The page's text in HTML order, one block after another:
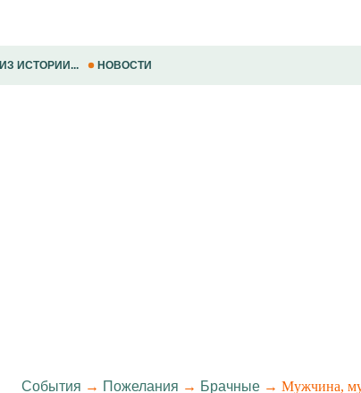
ИЗ ИСТОРИИ... НОВОСТИ
События → Пожелания → Брачные → Мужчина,